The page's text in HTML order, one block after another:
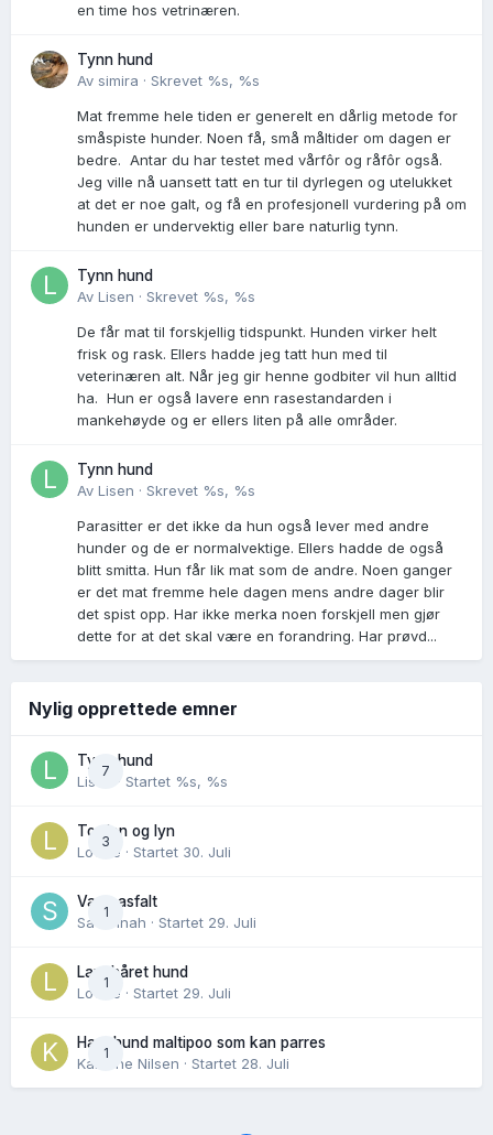
en time hos vetrinæren.
Tynn hund
Av simira · Skrevet %s, %s
Mat fremme hele tiden er generelt en dårlig metode for
småspiste hunder. Noen få, små måltider om dagen er
bedre. Antar du har testet med vårfôr og råfôr også.
Jeg ville nå uansett tatt en tur til dyrlegen og utelukket
at det er noe galt, og få en profesjonell vurdering på om
hunden er undervektig eller bare naturlig tynn.
Tynn hund
Av Lisen · Skrevet %s, %s
De får mat til forskjellig tidspunkt. Hunden virker helt
frisk og rask. Ellers hadde jeg tatt hun med til
veterinæren alt. Når jeg gir henne godbiter vil hun alltid
ha. Hun er også lavere enn rasestandarden i
mankehøyde og er ellers liten på alle områder.
Tynn hund
Av Lisen · Skrevet %s, %s
Parasitter er det ikke da hun også lever med andre
hunder og de er normalvektige. Ellers hadde de også
blitt smitta. Hun får lik mat som de andre. Noen ganger
er det mat fremme hele dagen mens andre dager blir
det spist opp. Har ikke merka noen forskjell men gjør
dette for at det skal være en forandring. Har prøvd...
Nylig opprettede emner
7
Tynn hund
Lisen
· Startet %s, %s
3
Torden og lyn
Lovise · Startet 30. Juli
1
Varm asfalt
Savannah · Startet 29. Juli
1
Langhåret hund
Lovise · Startet 29. Juli
1
Hannhund maltipoo som kan parres
Karoline Nilsen · Startet 28. Juli